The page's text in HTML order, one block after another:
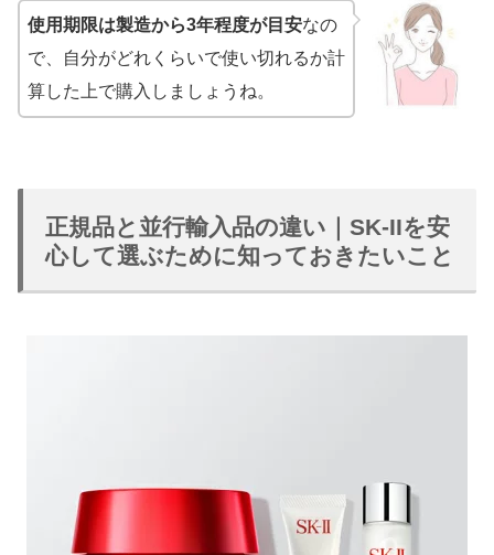
使用期限は製造から3年程度が目安なの
で、自分がどれくらいで使い切れるか計
算した上で購入しましょうね。
正規品と並行輸入品の違い｜SK-IIを安
心して選ぶために知っておきたいこと